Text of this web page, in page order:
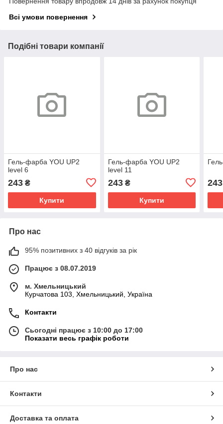
Всі умови повернення
Подібні товари компанії
Гель-фарба YOU UP2
level 6
243 ₴
Купити
Гель-фарба YOU UP2
level 11
243₴
Купити
243
Про нас
95% позитивних з 40 відгуків за рік
Працює з 08.07.2019
м. Хмельницький
Курчатова 103, Хмельницький, Україна
Контакти
Сьогодні працює з 10:00 до 17:00
Показати весь графік роботи
Про нас
Контакти
Доставка та оплата